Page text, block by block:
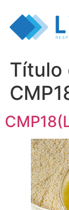
Título